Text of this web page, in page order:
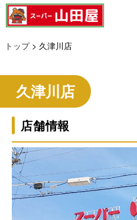
トップ> 久津川店
久津川店
店舗情報